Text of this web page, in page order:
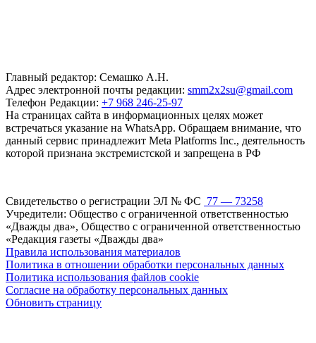
Главный редактор: Семашко А.Н.
Адрес электронной почты редакции: smm2x2su@gmail.com
Телефон Редакции: +7 968 246-25-97
На страницах сайта в информационных целях может
встречаться указание на WhatsApp. Обращаем внимание, что
данный сервис принадлежит Meta Platforms Inc., деятельность
которой признана экстремистской и запрещена в РФ
Свидетельство о регистрации ЭЛ № ФС 77 — 73258
Учредители: Общество с ограниченной ответственностью
«Дважды два», Общество с ограниченной ответственностью
«Редакция газеты «Дважды два»
Правила использования материалов
Политика в отношении обработки персональных данных
Политика использования файлов cookie
Согласие на обработку персональных данных
Обновить страницу